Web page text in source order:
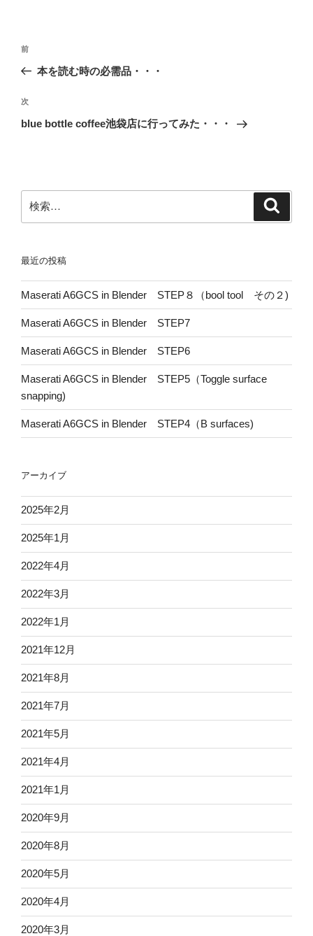
投
ナ
ビ
ゲ
ン
前
の
稿
前
本を読む時の必需品・・・
次
の
次
blue bottle coffee池袋店に行ってみた・・・
索:
最近の投稿
Maserati A6GCS in Blender STEP８（bool tool その２)
Maserati A6GCS in Blender STEP7
Maserati A6GCS in Blender STEP6
Maserati A6GCS in Blender STEP5（Toggle surface
snapping)
Maserati A6GCS in Blender STEP4（B surfaces)
アーカイブ
2025年2月
2025年1月
2022年4月
2022年3月
2022年1月
2021年12月
2021年8月
2021年7月
2021年5月
2021年4月
2021年1月
2020年9月
2020年8月
2020年5月
2020年4月
2020年3月